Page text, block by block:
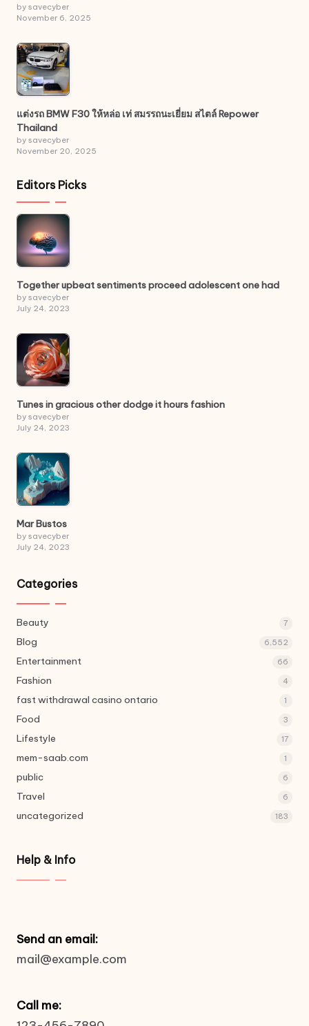
by savecyber
November 6, 2025
แต่งรถ BMW F30 ให้หล่อ เท่ สมรรถนะเยี่ยม สไตล์ Repower
Thailand
by savecyber
November 20, 2025
Editors Picks
Together upbeat sentiments proceed adolescent one had
by savecyber
July 24, 2023
Tunes in gracious other dodge it hours fashion
by savecyber
July 24, 2023
Mar Bustos
by savecyber
July 24, 2023
Categories
Beauty 7
Blog 6,552
Entertainment 66
Fashion 4
fast withdrawal casino ontario 1
Food 3
Lifestyle 17
mem-saab.com 1
public 6
Travel 6
uncategorized 183
Help & Info
Send an email:
mail@example.com
Call me: